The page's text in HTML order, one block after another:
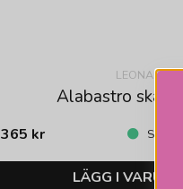
LEONARDO
Alabastro skål
365 kr
LÄGG I